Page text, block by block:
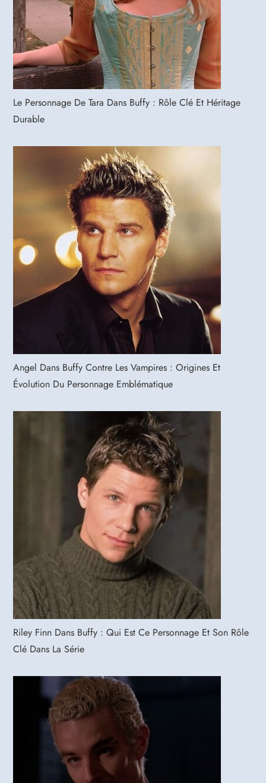
Le Personnage De Tara Dans Buffy : Rôle Clé Et Héritage
Durable
Angel Dans Buffy Contre Les Vampires : Origines Et
Évolution Du Personnage Emblématique
Riley Finn Dans Buffy : Qui Est Ce Personnage Et Son Rôle
Clé Dans La Série